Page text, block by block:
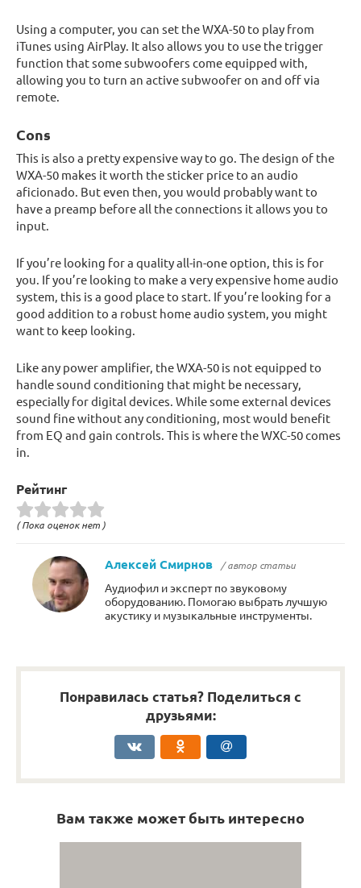
Using a computer, you can set the WXA-50 to play from
iTunes using AirPlay. It also allows you to use the trigger
function that some subwoofers come equipped with,
allowing you to turn an active subwoofer on and off via
remote.
Cons
This is also a pretty expensive way to go. The design of the
WXA-50 makes it worth the sticker price to an audio
aficionado. But even then, you would probably want to
have a preamp before all the connections it allows you to
input.
If you’re looking for a quality all-in-one option, this is for
you. If you’re looking to make a very expensive home audio
system, this is a good place to start. If you’re looking for a
good addition to a robust home audio system, you might
want to keep looking.
Like any power amplifier, the WXA-50 is not equipped to
handle sound conditioning that might be necessary,
especially for digital devices. While some external devices
sound fine without any conditioning, most would benefit
from EQ and gain controls. This is where the WXC-50 comes
in.
Рейтинг
( Пока оценок нет )
Алексей Смирнов / автор статьи
Аудиофил и эксперт по звуковому
оборудованию. Помогаю выбрать лучшую
акустику и музыкальные инструменты.
Понравилась статья? Поделиться с
друзьями:
Вам также может быть интересно